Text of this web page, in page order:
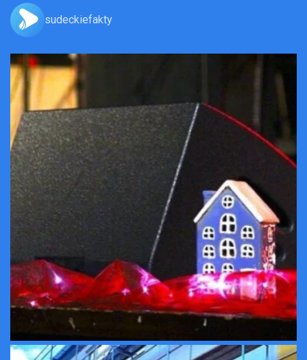
sudeckiefakty